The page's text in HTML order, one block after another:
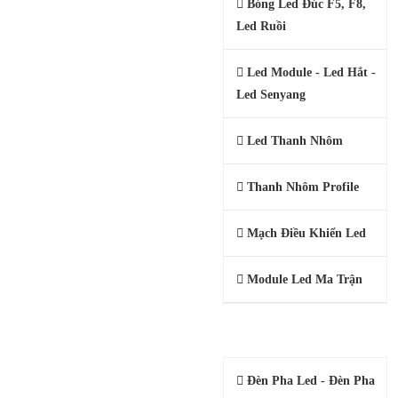
Bóng Led Đúc F5, F8,
Led Ruồi
Led Module - Led Hắt -
Led Senyang
Led Thanh Nhôm
Thanh Nhôm Profile
Mạch Điều Khiển Led
Module Led Ma Trận
Đèn Pha Led - Đèn Pha